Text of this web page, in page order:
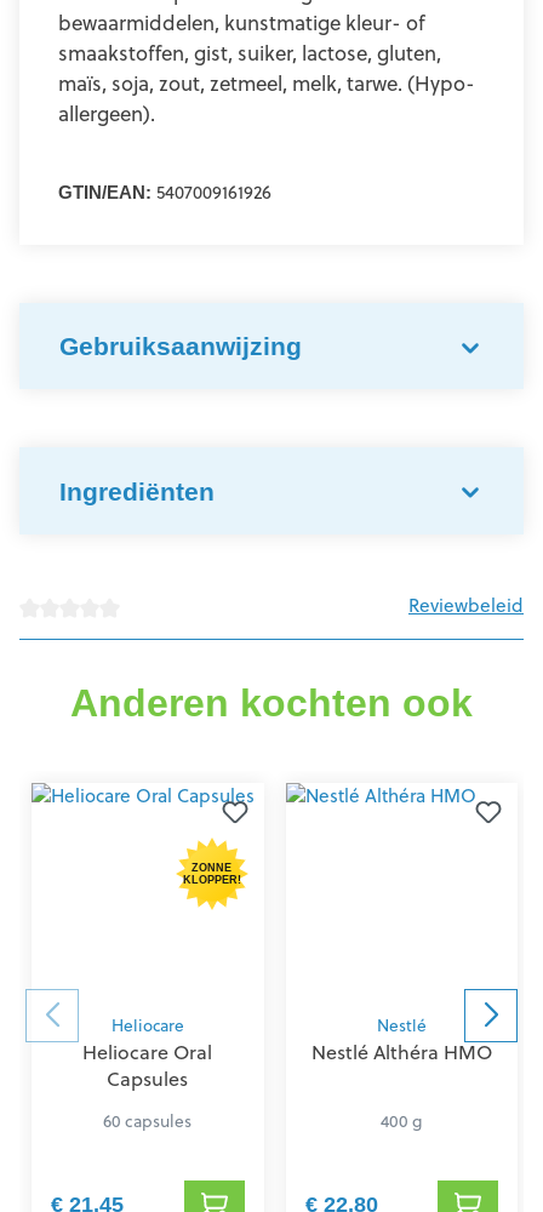
bewaarmiddelen, kunstmatige kleur- of
smaakstoffen, gist, suiker, lactose, gluten,
maïs, soja, zout, zetmeel, melk, tarwe. (Hypo-
allergeen).
GTIN/EAN: 5407009161926
Gebruiksaanwijzing
Ingrediënten
Reviewbeleid
Anderen kochten ook
ZONNE
KLOPPER!
Heliocare
Heliocare Oral
Capsules
60 capsules
€ 21,45
Nestlé
Nestlé Althéra HMO
400 g
€ 22,80